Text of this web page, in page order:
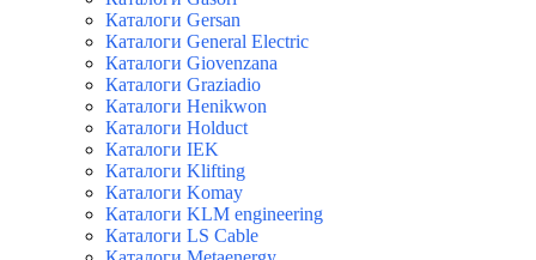
Каталоги Gersan
Каталоги General Electric
Каталоги Giovenzana
Каталоги Graziadio
Каталоги Henikwon
Каталоги Holduct
Каталоги IEK
Каталоги Klifting
Каталоги Komay
Каталоги KLM engineering
Каталоги LS Cable